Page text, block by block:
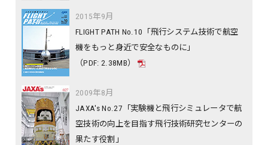
2015年9月
FLIGHT PATH No.10「飛行システム技術で航空
機をもっと身近で安全なものに」
（PDF: 2.38MB）
2009年8月
JAXA's No.27「実験機と飛行シミュレータで航
空技術の向上を目指す飛行技術研究センターの
果たす役割」